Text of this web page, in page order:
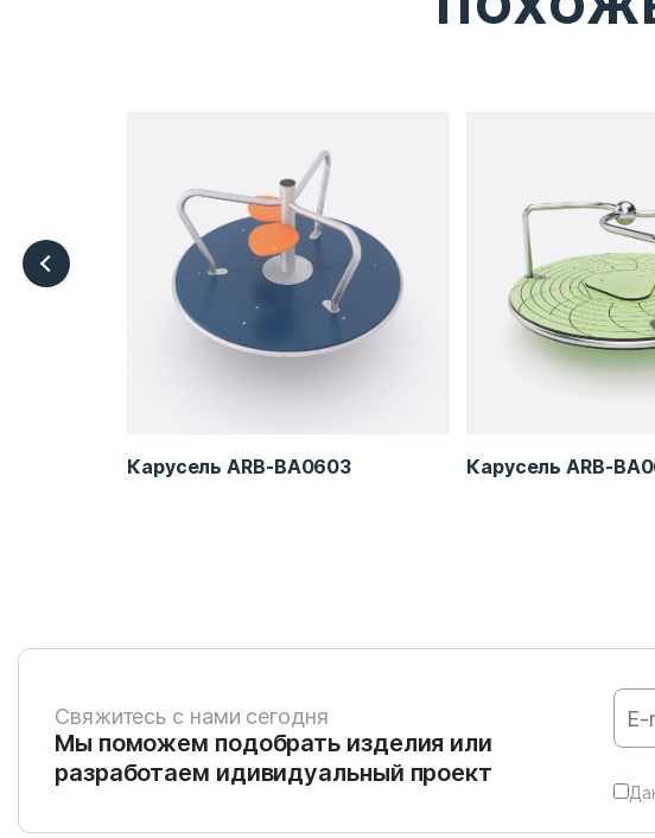
Карусель ARB-BA0603 Карусель ARB-
Свяжитесь с нами сегодня
Мы поможем подобрать изделия или
разработаем идивидуальный проект